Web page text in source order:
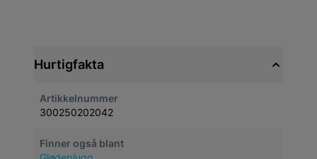
Hurtigfakta
Artikkelnummer
300250202042
Finner også blant